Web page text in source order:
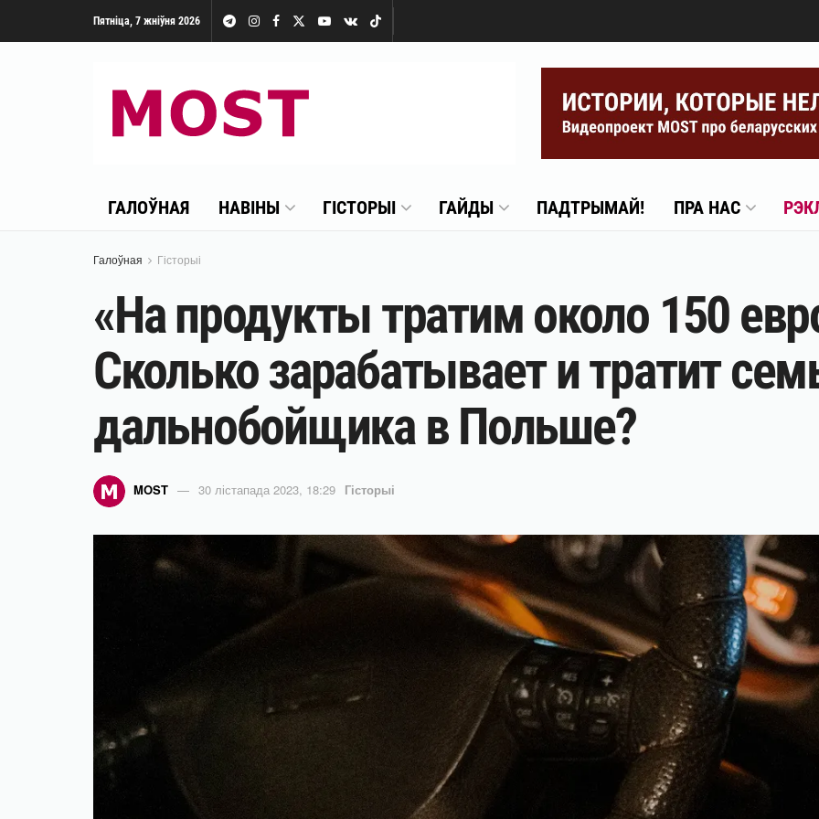
Пятніца, 7 жніўня 2026
ГАЛОЎНАЯ НАВІНЫ ГІСТОРЫІ ГАЙДЫ ПАДТРЫМАЙ! ПРА НАС
Галоўная Гісторыі
«На продукты тратим около 150
Сколько зарабатывает и тратит
дальнобойщика в Польше?
MOST 30 лістапада 2023, 18:29 Гісторыі